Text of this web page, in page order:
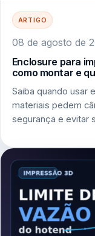
ARTIGO
08 de agosto de
Enclosure para
como montar e
Saiba quando usar
materiais pedem
segurança e evitar